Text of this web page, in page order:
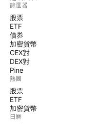
篩選器
股票
ETF
債券
加密貨幣
CEX對
DEX對
Pine
熱圖
股票
ETF
加密貨幣
日曆